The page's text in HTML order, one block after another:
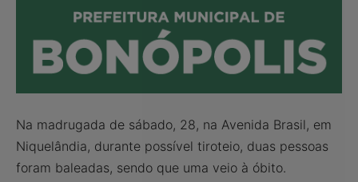
Na madrugada de sábado, 28, na Avenida Brasil, em
Niquelândia, durante possível tiroteio, duas pessoas
foram baleadas, sendo que uma veio à óbito.